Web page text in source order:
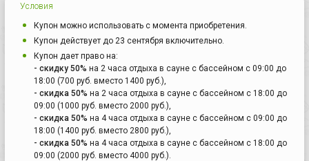
Условия
Купон можно использовать с момента приобретения.
Купон действует до 23 сентября включительно.
Купон дает право на:
- скидку 50% на 2 часа отдыха в сауне с бассейном с 09:00 до
18:00 (700 руб. вместо 1400 руб.),
- скидка 50% на 2 часа отдыха в сауне с бассейном с 18:00 до
09:00 (1000 руб. вместо 2000 руб.),
- скидка 50% на 4 часа отдыха в сауне с бассейном с 09:00 до
18:00 (1400 руб. вместо 2800 руб.),
- скидка 50% на 4 часа отдыха в сауне с бассейном с 18:00 до
09:00 (2000 руб. вместо 4000 руб.).